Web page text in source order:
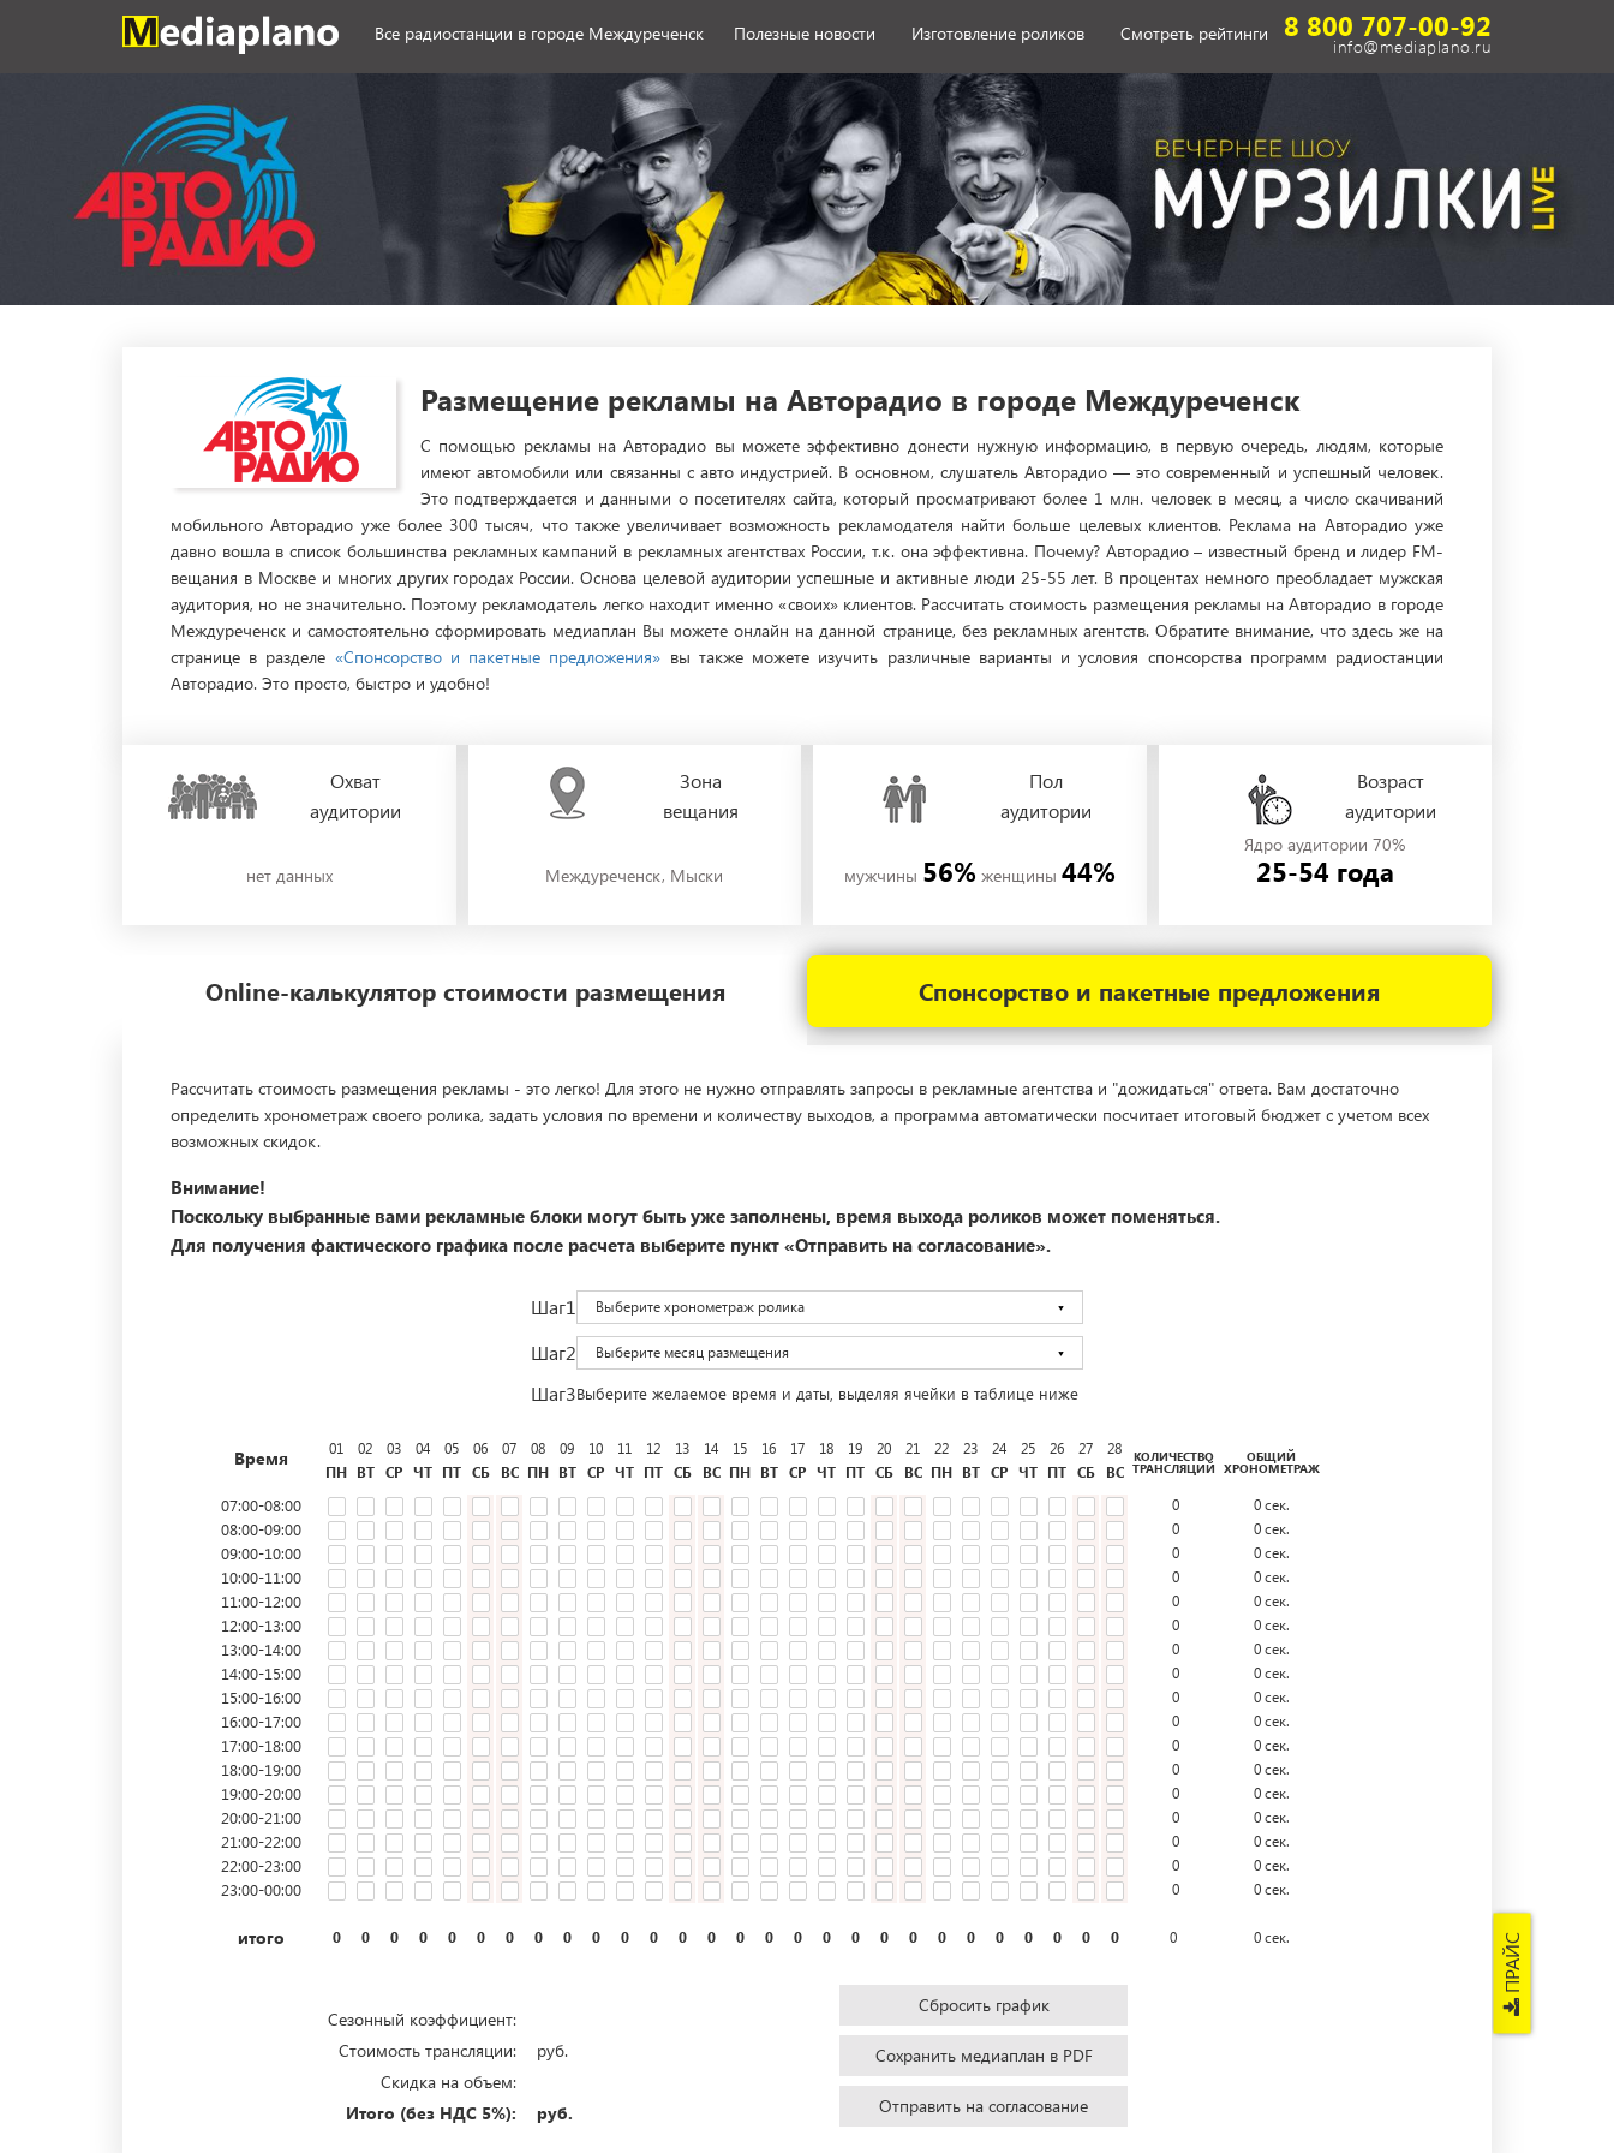
Все радиостанции в городе Междуреченск Полезные новости Изготовление роликов Смотреть рейтинги 8 800 707-00-92
info@mediaplano.ru
Размещение рекламы на Авторадио в городе Междуреченск
С помощью рекламы на Авторадио вы можете эффективно донести нужную информацию, в первую очередь, людям, которые
имеют автомобили или связанны с авто индустрией. В основном, слушатель Авторадио — это современный и успешный человек.
Это подтверждается и данными о посетителях сайта, который просматривают более 1 млн. человек в месяц, а число скачиваний
мобильного Авторадио уже более 300 тысяч, что также увеличивает возможность рекламодателя найти больше целевых клиентов. Реклама на Авторадио уже
давно вошла в список большинства рекламных кампаний в рекламных агентствах России, т.к. она эффективна. Почему? Авторадио – известный бренд и лидер FM-
вещания в Москве и многих других городах России. Основа целевой аудитории успешные и активные люди 25-55 лет. В процентах немного преобладает мужская
аудитория, но не значительно. Поэтому рекламодатель легко находит именно «своих» клиентов. Рассчитать стоимость размещения рекламы на Авторадио в городе
Междуреченск и самостоятельно сформировать медиаплан Вы можете онлайн на данной странице, без рекламных агентств. Обратите внимание, что здесь же на
странице в разделе «Спонсорство и пакетные предложения» вы также можете изучить различные варианты и условия спонсорства программ радиостанции
Авторадио. Это просто, быстро и удобно!
Охват
аудитории
нет данных
Зона
вещания
Междуреченск, Мыски
Пол
аудитории
мужчины 56% женщины 44%
Возраст
аудитории
Ядро аудитории 70%
25-54 года
ПРАЙС
Online-калькулятор стоимости размещения Спонсорство и пакетные предложения
Рассчитать стоимость размещения рекламы - это легко! Для этого не нужно отправлять запросы в рекламные агентства и "дожидаться" ответа. Вам достаточно
определить хронометраж своего ролика, задать условия по времени и количеству выходов, а программа автоматически посчитает итоговый бюджет с учетом всех
возможных скидок.
Внимание!
Поскольку выбранные вами рекламные блоки могут быть уже заполнены, время выхода роликов может поменяться.
Для получения фактического графика после расчета выберите пункт «Отправить на согласование».
Шаг1 Выберите хронометраж ролика
Шаг2 Выберите месяц размещения
Шаг3Выберите желаемое время и даты, выделяя ячейки в таблице ниже
Время
01
ПН
02
ВТ
03
СР
04
ЧТ
05
ПТ
06
СБ
07
ВС
08
ПН
09
ВТ
10
СР
11
ЧТ
12
ПТ
13
СБ
14
ВС
15
ПН
16
ВТ
17
СР
18
ЧТ
19
ПТ
20
СБ
21
ВС
22
ПН
23
ВТ
24
СР
25
ЧТ
26
ПТ
27
СБ
28
ВС
КОЛИЧЕСТВО
ТРАНСЛЯЦИЙ
ОБЩИЙ
ХРОНОМЕТРАЖ
07:00-08:00 0 0сек.
08:00-09:00 0 0сек.
09:00-10:00 0 0сек.
10:00-11:00 0 0сек.
11:00-12:00 0 0сек.
12:00-13:00 0 0сек.
13:00-14:00 0 0сек.
14:00-15:00 0 0сек.
15:00-16:00 0 0сек.
16:00-17:00 0 0сек.
17:00-18:00 0 0сек.
18:00-19:00 0 0сек.
19:00-20:00 0 0сек.
20:00-21:00 0 0сек.
21:00-22:00 0 0сек.
22:00-23:00 0 0сек.
23:00-00:00 0 0сек.
итого 0 0 0 0 0 0 0 0 0 0 0 0 0 0 0 0 0 0 0 0 0 0 0 0 0 0 0 0 0 0сек.
Сезонный коэффициент:
Стоимость трансляции:
руб.
Скидка на объем:
Итого (без НДС 5%):
руб.
Сбросить график
Сохранить медиаплан в PDF
Отправить на согласование